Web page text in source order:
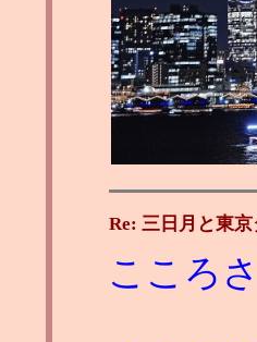
Re: 三日月と東
こころ